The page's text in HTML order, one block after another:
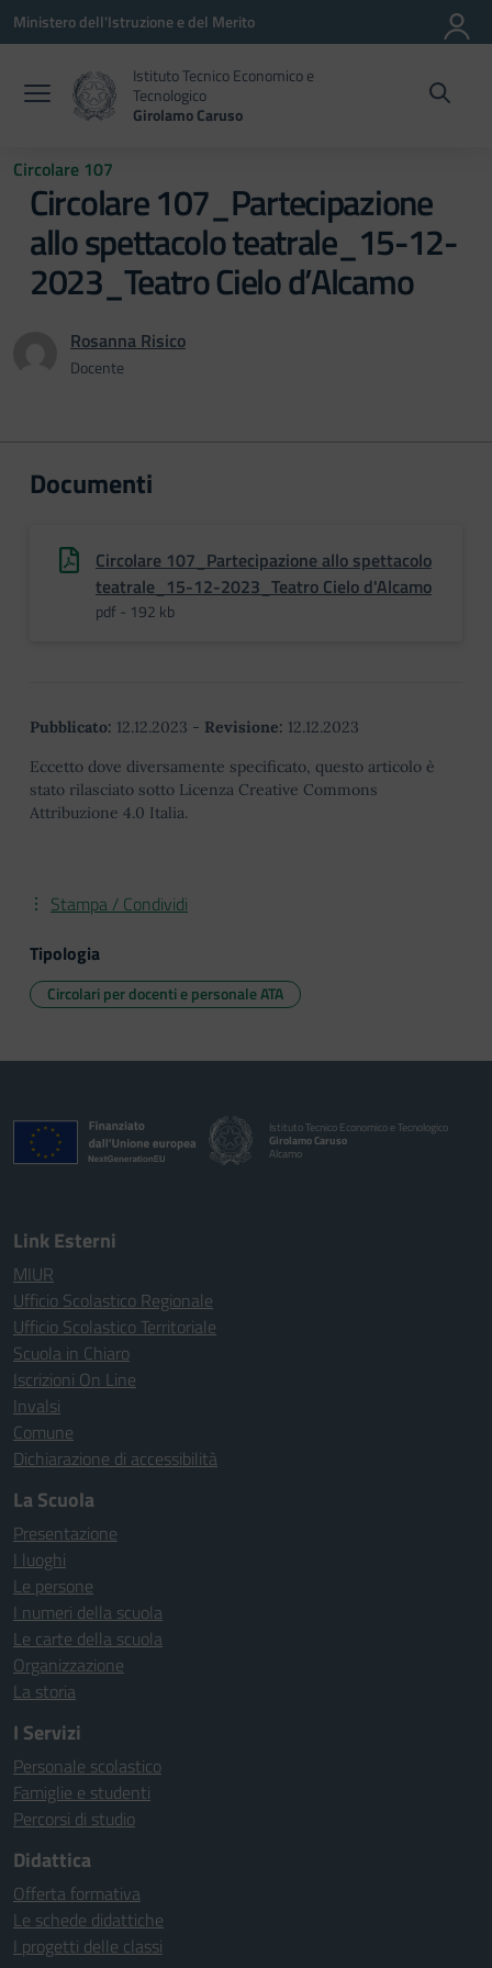
Vai ai contenuti
Vai al menu di navigazione
Vai al footer
Ministero dell'Istruzione e del Merito
Istituto Tecnico Economico e
Tecnologico
Girolamo Caruso
Circolare 107
Circolare 107_Partecipazione
allo spettacolo teatrale_15-12-
2023_Teatro Cielo d’Alcamo
Rosanna Risico
Docente
Documenti
Circolare 107_Partecipazione allo spettacolo
teatrale_15-12-2023_Teatro Cielo d'Alcamo
pdf - 192 kb
Pubblicato: 12.12.2023 - Revisione: 12.12.2023
Eccetto dove diversamente specificato, questo articolo è
stato rilasciato sotto Licenza Creative Commons
Attribuzione 4.0 Italia.
Stampa / Condividi
Tipologia
Circolari per docenti e personale ATA
Istituto Tecnico Economico e Tecnologico
Girolamo Caruso
Alcamo
Link Esterni
MIUR
Ufficio Scolastico Regionale
Ufficio Scolastico Territoriale
Scuola in Chiaro
Iscrizioni On Line
Invalsi
Comune
Dichiarazione di accessibilità
La Scuola
Presentazione
I luoghi
Le persone
I numeri della scuola
Le carte della scuola
Organizzazione
La storia
I Servizi
Personale scolastico
Famiglie e studenti
Percorsi di studio
Didattica
Offerta formativa
Le schede didattiche
I progetti delle classi